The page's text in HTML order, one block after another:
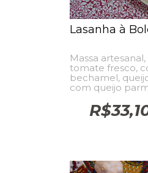
Lasanha à
Massa
tomate fresco,
bechamel,
com queijo
R$